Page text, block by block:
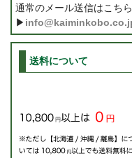
通常のメール送信はこち
▶
送料について